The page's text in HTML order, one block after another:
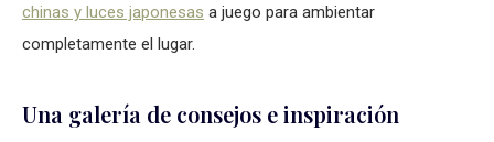
chinas y luces japonesas a juego para ambientar
completamente el lugar.
Una galería de consejos e inspiración